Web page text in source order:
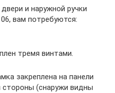
и наружной ручки
вам потребуются:
тремя винтами.
закреплена на панели
стороны (снаружи видны